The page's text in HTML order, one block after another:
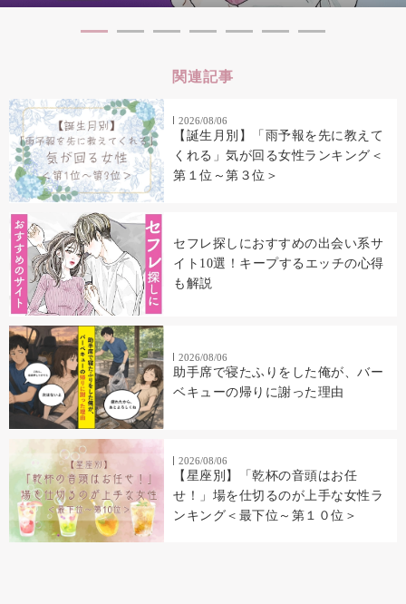
関連記事
2026/08/06
【誕生月別】「雨予報を先に教えて
くれる」気が回る女性ランキング＜
第１位～第３位＞
セフレ探しにおすすめの出会い系サ
イト10選！キープするエッチの心得
も解説
2026/08/06
助手席で寝たふりをした俺が、バー
ベキューの帰りに謝った理由
2026/08/06
【星座別】「乾杯の音頭はお任
せ！」場を仕切るのが上手な女性ラ
ンキング＜最下位～第１０位＞